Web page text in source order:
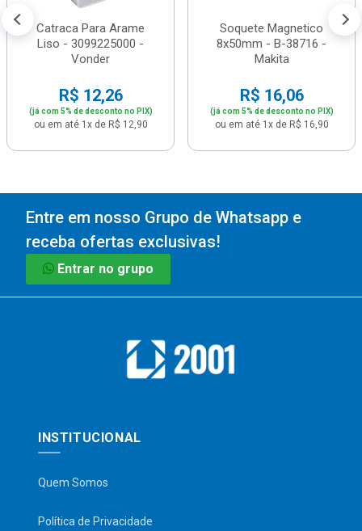
Catraca Para Arame
Liso - 3099225000 -
Vonder
R$ 12,26
(já com 5% de desconto no PIX)
ou em até 1x de R$ 12,90
Soquete Magnetico
8x50mm - B-38716 -
Makita
R$ 16,06
(já com 5% de desconto no PIX)
ou em até 1x de R$ 16,90
Entre em nosso Grupo de Whatsapp e
receba ofertas exclusivas!
Entrar no grupo
INSTITUCIONAL
Quem Somos
Política de Privacidade